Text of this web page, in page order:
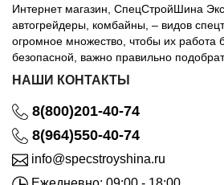
Интернет магазин, СпецСтройШина
автогрейдеры, комбайны, – видов
огромное множество, чтобы их работа
безопасной, важно правильно
НАШИ КОНТАКТЫ
8(800)201-40-74
8(964)550-40-74
info@specstroyshina.ru